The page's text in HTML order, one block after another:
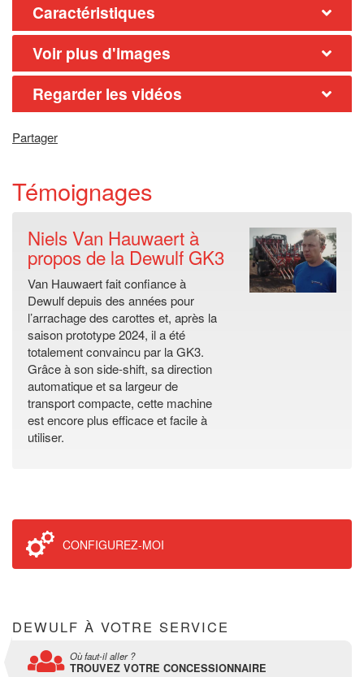
Caractéristiques
Voir plus d'images
Regarder les vidéos
Partager
Témoignages
Niels Van Hauwaert à
propos de la Dewulf GK3
Van Hauwaert fait confiance à
Dewulf depuis des années pour
l’arrachage des carottes et, après la
saison prototype 2024, il a été
totalement convaincu par la GK3.
Grâce à son side-shift, sa direction
automatique et sa largeur de
transport compacte, cette machine
est encore plus efficace et facile à
utiliser.
CONFIGUREZ-MOI
DEWULF À VOTRE SERVICE
Où faut-il aller ?
TROUVEZ VOTRE CONCESSIONNAIRE